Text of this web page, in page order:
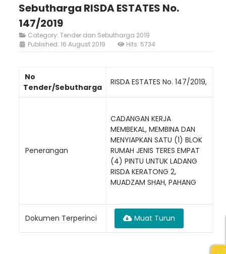
Sebutharga RISDA ESTATES No.
147/2019
Category: Tender dan Sebutharga 2019
Published: 16 August 2019
Hits: 5734
No
Tender/Sebutharga
RISDA ESTATES No. 147/2019,
Penerangan
CADANGAN KERJA
MEMBEKAL, MEMBINA DAN
MENYIAPKAN SATU (1) BLOK
RUMAH JENIS TERES EMPAT
(4) PINTU UNTUK LADANG
RISDA KERATONG 2,
MUADZAM SHAH, PAHANG
Dokumen Terperinci Muat Turun